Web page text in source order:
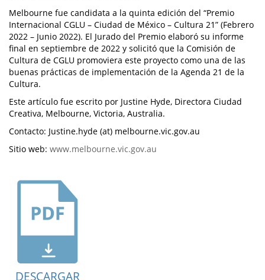
Melbourne fue candidata a la quinta edición del “Premio
Internacional CGLU – Ciudad de México – Cultura 21” (Febrero
2022 – Junio 2022). El Jurado del Premio elaboró su informe
final en septiembre de 2022 y solicitó que la Comisión de
Cultura de CGLU promoviera este proyecto como una de las
buenas prácticas de implementación de la Agenda 21 de la
Cultura.
Este artículo fue escrito por Justine Hyde, Directora Ciudad
Creativa, Melbourne, Victoria, Australia.
Contacto: Justine.hyde (at) melbourne.vic.gov.au
Sitio web: www.melbourne.vic.gov.au
DESCARGAR